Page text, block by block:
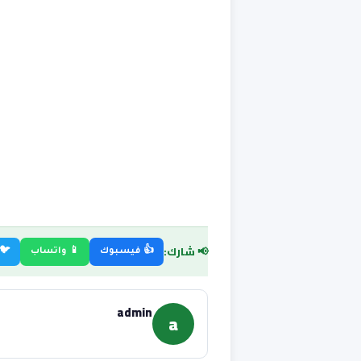
📢 شارك: 👍 فيسبوك 📱 واتساب
a
admin